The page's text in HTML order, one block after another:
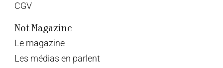
CGV
Not Magazine
Le magazine
Les médias en parlent